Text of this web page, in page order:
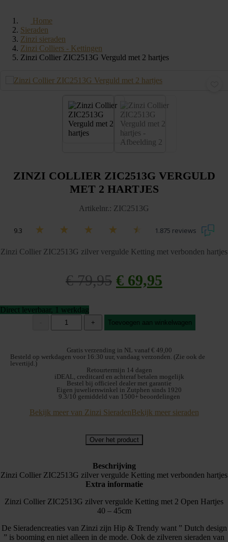
Home
Sieraden
Zinzi sieraden
Zinzi Colliers - Kettingen
Zinzi Collier ZIC2513G Verguld met 2 hartjes
ZINZI COLLIER ZIC2513G VERGULD
MET 2 HARTJES
Artikelnr.: ZIC2513G
9.3 1.875 reviews
Zinzi Collier ZIC2513G zilver vergulde Ketting met verbonden hartjes
€79,95 Oorspronkelijke
was:
€ 79,95.
€ 69,95
is:
€ 69,95.
Direct leverbaar, 1 werkdag
Zinzi
Collier
Verguld
met
hartjes
aantal
+ Toevoegen aan winkelwagen
Gratis verzending in NL vanaf € 49,00
Besteld op werkdagen voor 16:30 uur, vandaag verzonden. (Zie ook de
levertijd.)
Retourtermijn 14 dagen
iDEAL, creditcard en achteraf betalen mogelijk
Bestel bij officieel dealer met garantie
Eigen juwelierswinkel in Zutphen sinds 1920
9.3/10 gemiddeld van 1500+ beoordelingen
Bekijk meer van Zinzi SieradenBekijk meer sieraden
Over het product
Beschrijving
Zinzi Collier ZIC2513G zilver vergulde Ketting met verbonden hartjes
Extra informatie
Zinzi Collier ZIC2513G zilver vergulde Ketting met 2 Open Hartjes
40 – 45cm
De Sieradencreaties van Zinzi zijn Hip & Trendy want ” Dutch design
” is booming en niet alleen in de mode. Ook de zilveren sieraden van